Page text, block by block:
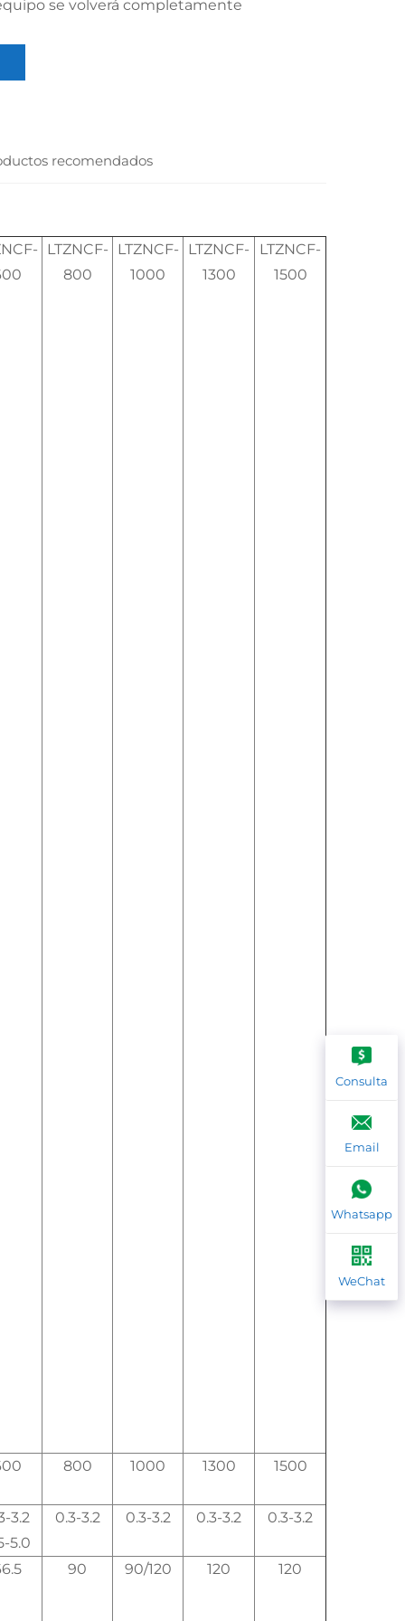
se volverá completamente
recomendados
LTZNCF-
800
LTZNCF-
1000
LTZNCF-
1300
LTZNCF-
1500
800 1000 1300 1500
3.2
5.0
0.3-3.2 0.3-3.2 0.3-3.2 0.3-3.2
90 90/120 120 120
Consulta
Email
Whatsapp
WeChat